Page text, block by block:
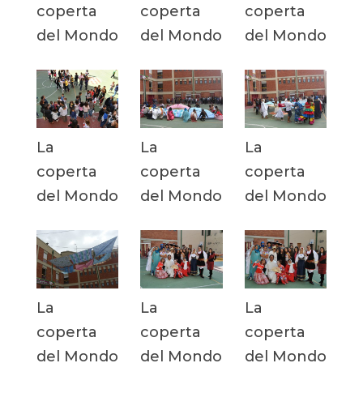
coperta
del Mondo
coperta
del Mondo
coperta
del Mondo
La
coperta
del Mondo
La
coperta
del Mondo
La
coperta
del Mondo
La
coperta
del Mondo
La
coperta
del Mondo
La
coperta
del Mondo